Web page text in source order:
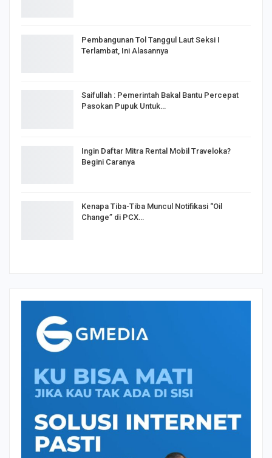
Pembangunan Tol Tanggul Laut Seksi I
Terlambat, Ini Alasannya
Saifullah : Pemerintah Bakal Bantu Percepat
Pasokan Pupuk Untuk…
Ingin Daftar Mitra Rental Mobil Traveloka?
Begini Caranya
Kenapa Tiba-Tiba Muncul Notifikasi “Oil
Change” di PCX…